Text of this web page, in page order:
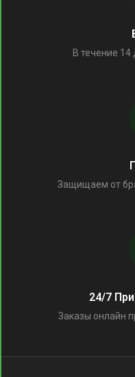
В течение 14
Защищаем от
24/7
Заказы онлайн